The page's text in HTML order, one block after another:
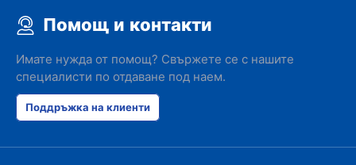
Помощ и контакти
Имате нужда от помощ? Свържете се с нашите
специалисти по отдаване под наем.
Поддръжка на клиенти